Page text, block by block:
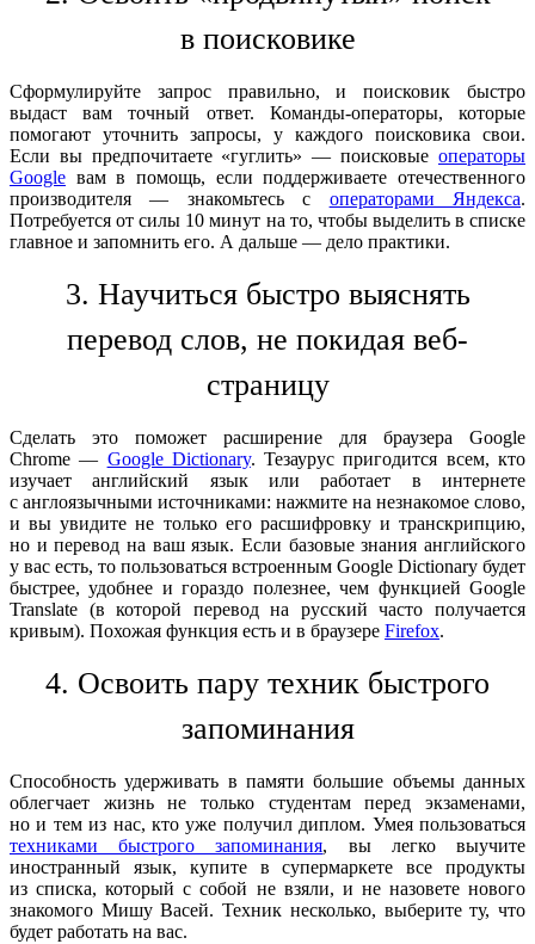
в поисковике
Сформулируйте запрос правильно, и поисковик быстро
выдаст вам точный ответ. Команды-операторы, которые
помогают уточнить запросы, у каждого поисковика свои.
Если вы предпочитаете «гуглить» — поисковые операторы
Google вам в помощь, если поддерживаете отечественного
производителя — знакомьтесь с операторами Яндекса.
Потребуется от силы 10 минут на то, чтобы выделить в списке
главное и запомнить его. А дальше — дело практики.
3. Научиться быстро выяснять
перевод слов, не покидая веб-
страницу
Сделать это поможет расширение для браузера Google
Chrome — Google Dictionary. Тезаурус пригодится всем, кто
изучает английский язык или работает в интернете
с англоязычными источниками: нажмите на незнакомое слово,
и вы увидите не только его расшифровку и транскрипцию,
но и перевод на ваш язык. Если базовые знания английского
у вас есть, то пользоваться встроенным Google Dictionary будет
быстрее, удобнее и гораздо полезнее, чем функцией Google
Translate (в которой перевод на русский часто получается
кривым). Похожая функция есть и в браузере Firefox.
4. Освоить пару техник быстрого
запоминания
Способность удерживать в памяти большие объемы данных
облегчает жизнь не только студентам перед экзаменами,
но и тем из нас, кто уже получил диплом. Умея пользоваться
техниками быстрого запоминания, вы легко выучите
иностранный язык, купите в супермаркете все продукты
из списка, который с собой не взяли, и не назовете нового
знакомого Мишу Васей. Техник несколько, выберите ту, что
будет работать на вас.